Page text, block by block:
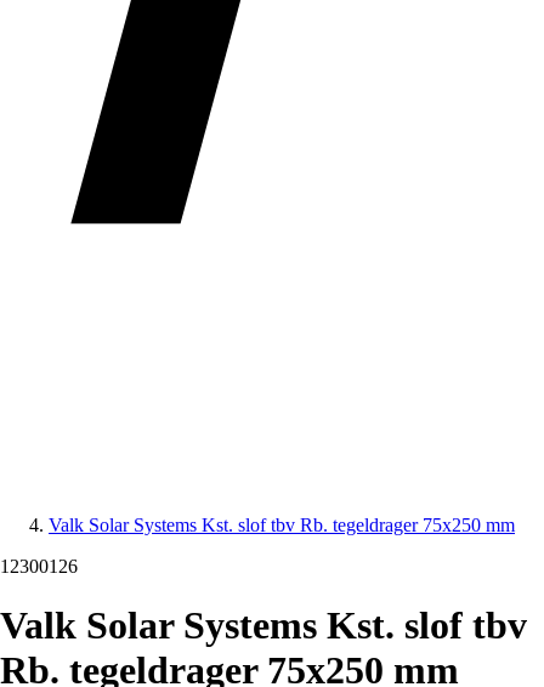
Valk Solar Systems Kst. slof tbv Rb. tegeldrager 75x250 mm
12300126
Valk Solar Systems Kst. slof tbv
Rb. tegeldrager 75x250 mm